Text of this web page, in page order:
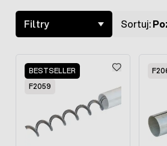
Filtry Sortuj:
BESTSELLER
F2059